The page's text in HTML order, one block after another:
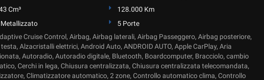
Cm³
128.000 Km
Metallizzato
5 Porte
Cruise Control, Airbag, Airbag laterali, Airbag Passeggero, Airbag posteriore,
Alzacristalli elettrici, Android Auto, ANDROID AUTO, Apple CarPlay, Aria
Autoradio, Autoradio digitale, Bluetooth, Boardcomputer, Bracciolo, cambio
Cerchi in lega, Chiusura centralizzata, Chiusura centralizzata telecomandata,
Climatizzatore automatico, 2 zone, Controllo automatico clima, Controllo